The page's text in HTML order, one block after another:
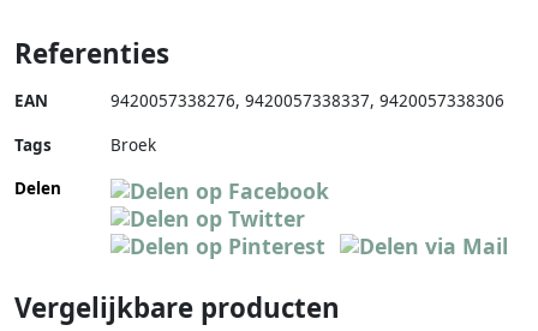
Referenties
EAN 9420057338276, 9420057338337, 9420057338306
Tags
Broek
Delen
Vergelijkbare producten